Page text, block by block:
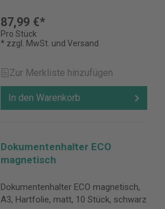
87,99 €*
Pro Stück
* zzgl. MwSt. und Versand
Zur Merkliste hinzufügen
In den Warenkorb
Dokumentenhalter ECO
magnetisch
Dokumentenhalter ECO magnetisch,
A3, Hartfolie, matt, 10 Stück, schwarz